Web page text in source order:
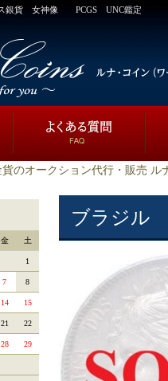
銀貨 女神像 PCGS UNC鑑定
のオークション代行・販売 ル
ブラジル
金 土
1
7 8
14 15
21 22
28 29